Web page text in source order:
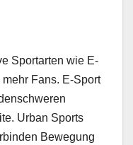
Sportarten wie E-
Fans. E-Sport
Urban Sports
Bewegung